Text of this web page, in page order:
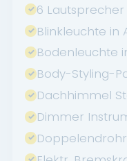
6 Lautsprecher
Blinkleuchte in
Bodenleuchte
Body-Styling-
Dachhimmel
Dimmer